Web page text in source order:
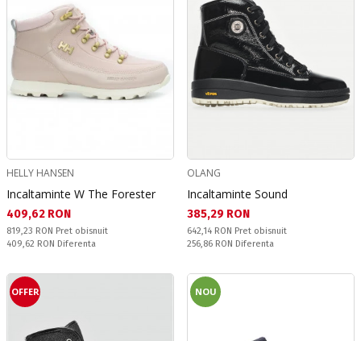
HELLY HANSEN
Incaltaminte W The Forester
Текуща цена:
409,62 RON
Pret obisnuit:
819,23 RON Pret obisnuit
Спестявате:
409,62 RON Diferenta
OLANG
Incaltaminte Sound
Текуща цена:
385,29 RON
Pret obisnuit:
642,14 RON Pret obisnuit
Спестявате:
256,86 RON Diferenta
OFFER NOU